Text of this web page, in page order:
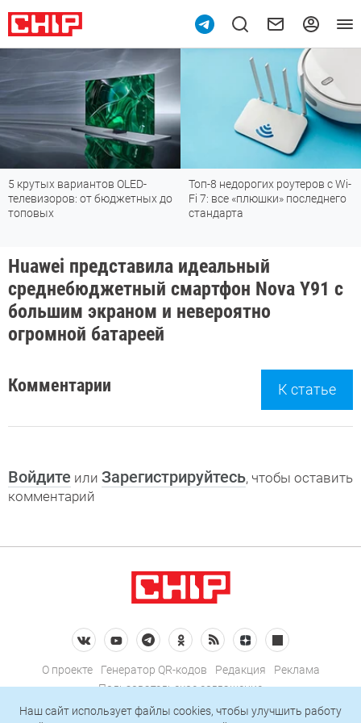
вариантов OLED-
от бюджетных до
Топ-8 недорогих роутеров с Wi-
Fi 7: все «плюшки» последнего
стандарта
Huawei представила идеальный
среднебюджетный смартфон Nova Y91 с
большим экраном и невероятно
огромной батареей
Комментарии К статье
Войдите или Зарегистрируйтесь, чтобы оставить
комментарий
О проекте Генератор QR-кодов Редакция
Реклама
Пользовательское соглашение
Политика конфиденциальности
Наш сайт использует файлы cookies, чтобы улучшить работу